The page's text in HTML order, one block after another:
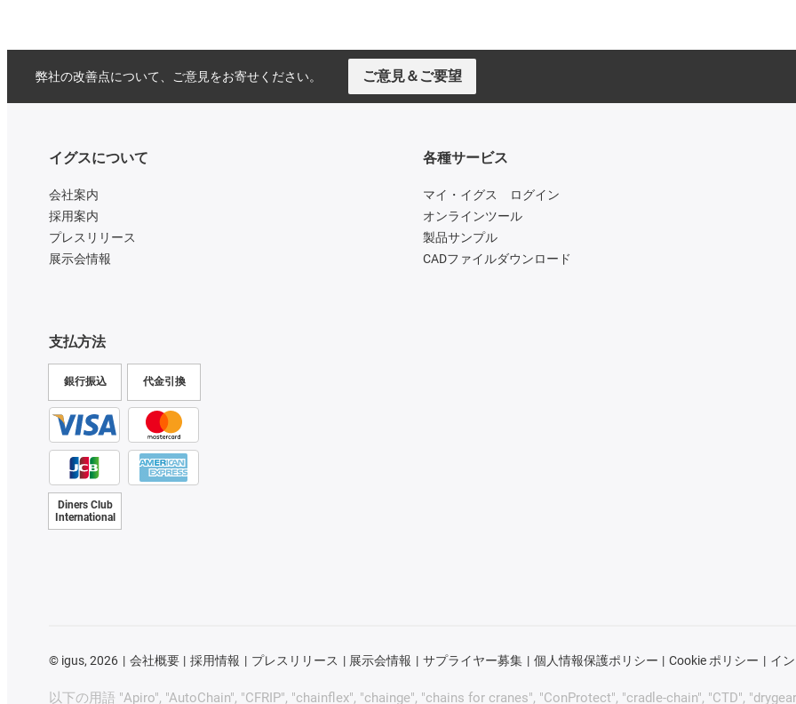
弊社の改善点について、ご意見をお寄せください。 ご意見＆ご要望
イグスについて
会社案内
採用案内
プレスリリース
展示会情報
支払方法
銀行振込 代金引換
Diners Club
International
各種サービス
マイ・イグス ログイン
オンラインツール
製品サンプル
CADファイルダウンロード
© igus, 2026 会社概要 採用情報 プレスリリース 展示会情報 サプライヤー募集 個人情報保護ポリシー Cookie ポリシー イ
以下の用語 "Apiro", "AutoChain", "CFRIP", "chainflex", "chainge", "chains for cranes", "ConProtect", "cradle-chain", "CTD",